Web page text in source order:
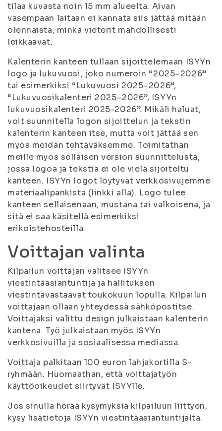
tilaa kuvasta noin 15 mm alueelta. Aivan
vasempaan laitaan ei kannata siis jättää mitään
olennaista, minkä vieterit mahdollisesti
leikkaavat.
Kalenterin kanteen tullaan sijoittelemaan ISYYn
logo ja lukuvuosi, joko numeroin “2025–2026”
tai esimerkiksi “Lukuvuosi 2025–2026”,
“Lukuvuosikalenteri 2025–2026”, ISYYn
lukuvuosikalenteri 2025-2026”. Mikäli haluat,
voit suunnitella logon sijoittelun ja tekstin
kalenterin kanteen itse, mutta voit jättää sen
myös meidän tehtäväksemme. Toimitathan
meille myös sellaisen version suunnittelusta,
jossa logoa ja tekstiä ei ole vielä sijoiteltu
kanteen. ISYYn logot löytyvät verkkosivujemme
materiaalipankista (linkki alla). Logo tulee
kanteen sellaisenaan, mustana tai valkoisena, ja
sitä ei saa käsitellä esimerkiksi
erikoistehosteilla.
Voittajan valinta
Kilpailun voittajan valitsee ISYYn
viestintäasiantuntija ja hallituksen
viestintävastaavat toukokuun lopulla. Kilpailun
voittajaan ollaan yhteydessä sähköpostitse.
Voittajaksi valittu design julkaistaan kalenterin
kantena. Työ julkaistaan myös ISYYn
verkkosivuilla ja sosiaalisessa mediassa.
Voittaja palkitaan 100 euron lahjakortilla S-
ryhmään. Huomaathan, että voittajatyön
käyttöoikeudet siirtyvät ISYYlle.
Jos sinulla herää kysymyksiä kilpailuun liittyen,
kysy lisätietoja ISYYn viestintäasiantuntijalta.